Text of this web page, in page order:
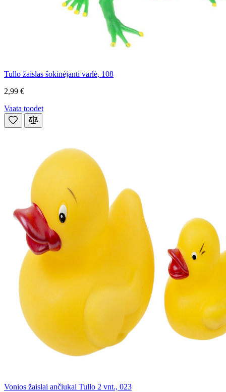
Tullo žaislas šokinėjanti varlė, 108
2,99 €
Vaata toodet
Vonios žaislai ančiukai Tullo 2 vnt., 023